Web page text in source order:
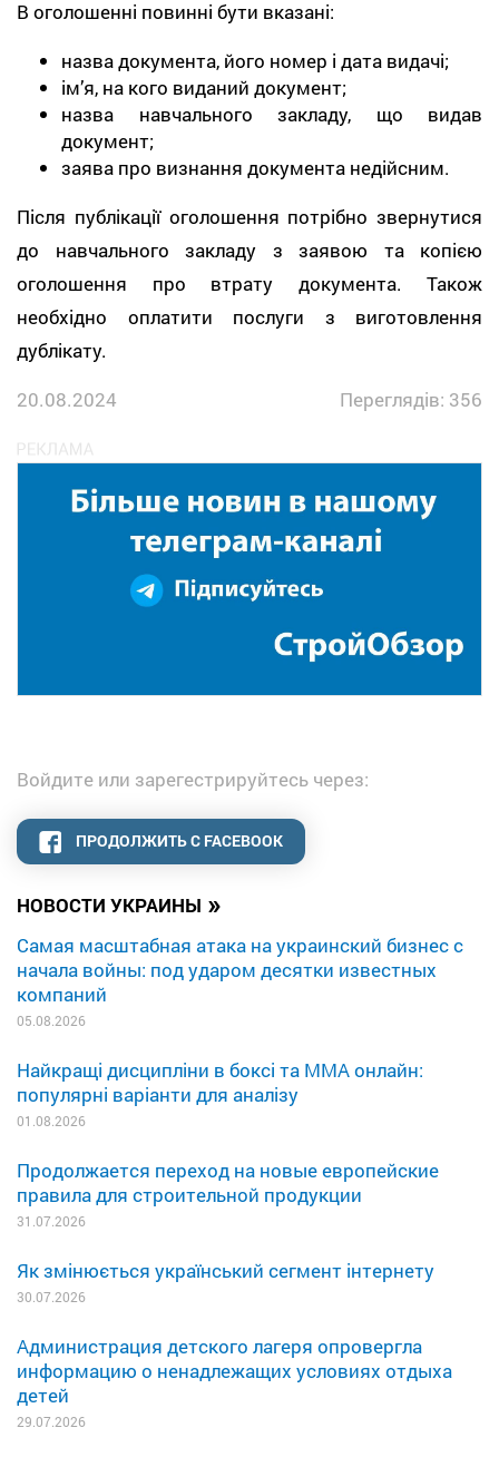
НОВОСТИ УКРАИНЫ »
Самая масштабная атака на украинский бизнес с
начала войны: под ударом десятки известных
компаний
05.08.2026
Найкращі дисципліни в боксі та MMA онлайн:
популярні варіанти для аналізу
01.08.2026
Продолжается переход на новые европейские
правила для строительной продукции
31.07.2026
Як змінюється український сегмент інтернету
30.07.2026
Администрация детского лагеря опровергла
информацию о ненадлежащих условиях отдыха
детей
29.07.2026
В оголошенні повинні бути вказані:
назва документа, його номер і дата видачі;
ім’я, на кого виданий документ;
назва навчального закладу, що видав
документ;
заява про визнання документа недійсним.
Після публікації оголошення потрібно звернутися
до навчального закладу з заявою та копією
оголошення про втрату документа. Також
необхідно оплатити послуги з виготовлення
дублікату.
20.08.2024
Переглядів: 356
Войдите или зарегестрируйтесь через:
ПРОДОЛЖИТЬ С FACEBOOK